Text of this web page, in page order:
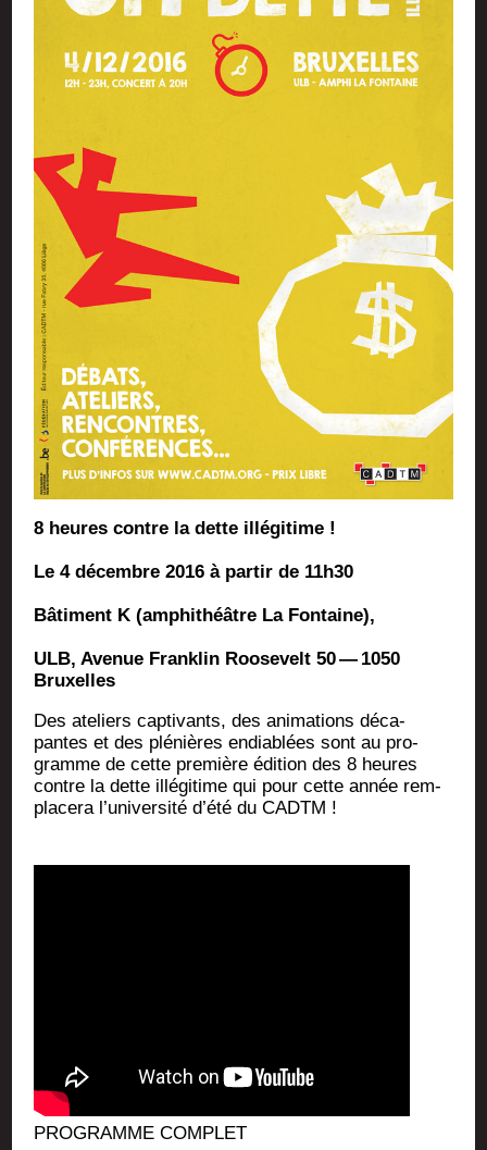
8 heures contre la dette illégitime !
Le 4 décembre 2016 à par­tir de 11h30
Bâti­ment K (amphi­théâtre La Fontaine),
ULB, Ave­nue Frank­lin Roo­se­velt 50 — 1050
Bruxelles
Des ate­liers cap­ti­vants, des ani­ma­tions déca­
pantes et des plé­nières endia­blées sont au pro­
gramme de cette pre­mière édi­tion des 8 heures
contre la dette illé­gi­time qui pour cette année rem­
pla­ce­ra l’université d’été du CADTM !
PROGRAMME COMPLET